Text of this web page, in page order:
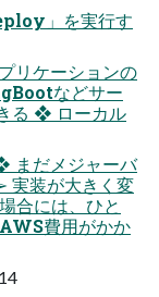
」を実行す
リケーションの
などサー
る ❖ ローカル
まだメジャーバ
実装が大きく変
合には、ひと
費用がかか